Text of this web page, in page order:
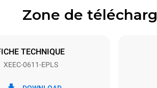
Taille de la
Zone de
TECHNIQUE
XEEC-0611-EPLS